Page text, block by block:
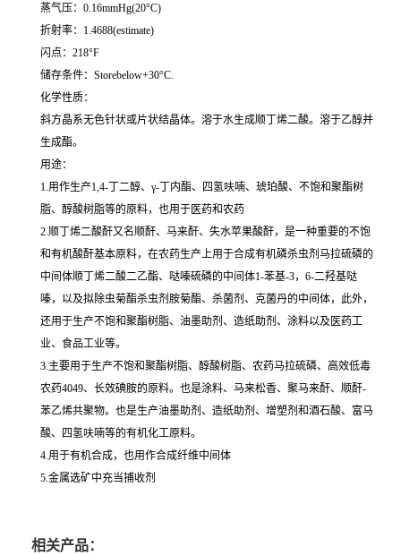
蒸气压：0.16mmHg(20°C)
折射率：1.4688(estimate)
闪点：218°F
储存条件：Storebelow+30°C.
化学性质：
斜方晶系无色针状或片状结晶体。溶于水生成顺丁烯二酸。溶于乙醇并
生成酯。
用途：
1.用作生产1,4-丁二醇、γ-丁内酯、四氢呋喃、琥珀酸、不饱和聚酯树
脂、醇酸树脂等的原料，也用于医药和农药
2.顺丁烯二酸酐又名顺酐、马来酐、失水苹果酸酐，是一种重要的不饱
和有机酸酐基本原料，在农药生产上用于合成有机磷杀虫剂马拉硫磷的
中间体顺丁烯二酸二乙酯、哒嗪硫磷的中间体1-苯基-3，6-二羟基哒
嗪，以及拟除虫菊酯杀虫剂胺菊酯、杀菌剂、克菌丹的中间体，此外，
还用于生产不饱和聚酯树脂、油墨助剂、造纸助剂、涂料以及医药工
业、食品工业等。
3.主要用于生产不饱和聚酯树脂、醇酸树脂、农药马拉硫磷、高效低毒
农药4049、长效碘胺的原料。也是涂料、马来松香、聚马来酐、顺酐-
苯乙烯共聚物。也是生产油墨助剂、造纸助剂、增塑剂和酒石酸、富马
酸、四氢呋喃等的有机化工原料。
4.用于有机合成，也用作合成纤维中间体
5.金属选矿中充当捕收剂
相关产品：